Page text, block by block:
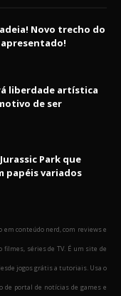
Novo trecho do
liberdade artística
de ser
Park que
papéis variados
em conteúdo nerd, com reviews e
séries de TV. É um site de
jogos grátis a tutoriais. Usa o
portal de notícias de games e